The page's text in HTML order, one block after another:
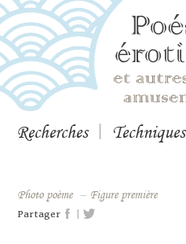
Recherches Techniques
Photo poème – Figure première
Partager |